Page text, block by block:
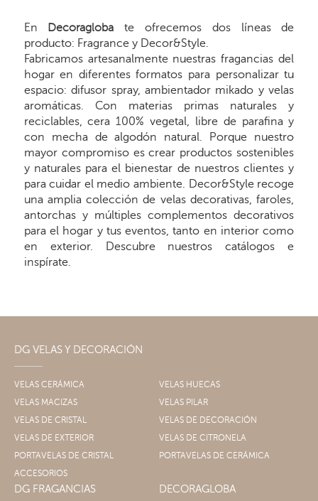
En Decoragloba te ofrecemos dos líneas de
producto: Fragrance y Decor&Style.
Fabricamos artesanalmente nuestras fragancias del
hogar en diferentes formatos para personalizar tu
espacio: difusor spray, ambientador mikado y velas
aromáticas. Con materias primas naturales y
reciclables, cera 100% vegetal, libre de parafina y
con mecha de algodón natural. Porque nuestro
mayor compromiso es crear productos sostenibles
y naturales para el bienestar de nuestros clientes y
para cuidar el medio ambiente. Decor&Style recoge
una amplia colección de velas decorativas, faroles,
antorchas y múltiples complementos decorativos
para el hogar y tus eventos, tanto en interior como
en exterior. Descubre nuestros catálogos e
inspírate.
DG VELAS Y DECORACIÓN
VELAS CERÁMICA
VELAS HUECAS
VELAS MACIZAS
VELAS PILAR
VELAS DE CRISTAL
VELAS DE DECORACIÓN
VELAS DE EXTERIOR
VELAS DE CITRONELA
PORTAVELAS DE CRISTAL
PORTAVELAS DE CERÁMICA
ACCESORIOS
DG FRAGANCIAS DECORAGLOBA